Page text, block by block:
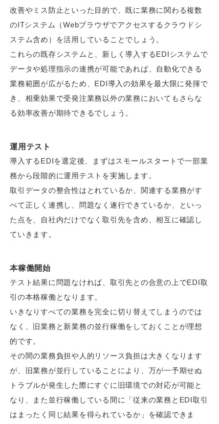
改善やミス防止といった目的で、既に業務に関わる複数
のITシステム（Webブラウザでアクセスするクラウドシ
ステム含め）を活用していることでしょう。
これらの既存システムと、新しく導入するEDIシステムで
データや処理指示の連携が可能であれば、自動化できる
業務範囲が広がるため、EDI導入の効果を最大限に発揮で
き、相乗効果で受発注業務以外の業務においてもさらな
る効率改善が期待できるでしょう。
運用テスト
導入するEDIを選定後、まずはスモールスタートで一部業
務から段階的に運用テストを実施します。
取引データの整合性はとれているか、関連する業務がす
べて正しく連携し、問題なく遂行できているか、といっ
た点を、自社内だけでなく取引先を含め、相互に確認し
ていきます。
本稼働開始
テスト結果に問題なければ、取引先との合意の上でEDI取
引の本格稼働となります。
いきなりすべての業務を完全に切り替えてしまうのでは
なく、旧業務と新業務の並行稼働をしておくことが理想
的です。
その間の業務負担や人的リソース負担は大きくなります
が、旧業務が並行していることにより、万が一予期せぬ
トラブルが発生した際にすぐに旧環境での対応が可能と
なり、また並行稼働している間に「従来の業務とEDI取引
はまったく同じ結果を得られているか」を確認できま